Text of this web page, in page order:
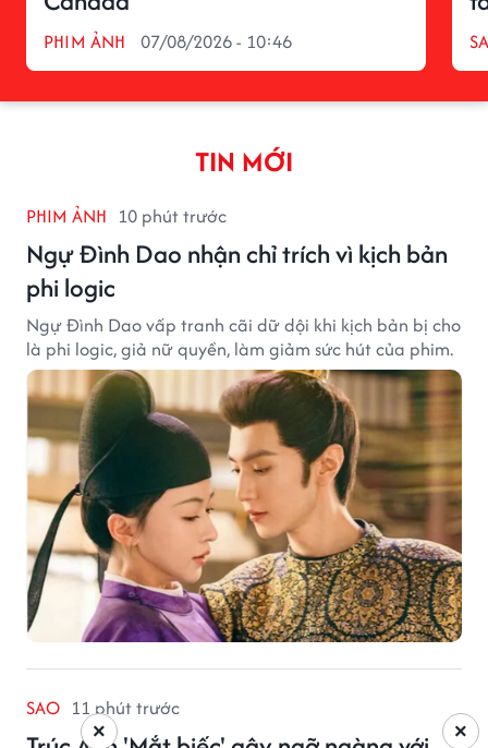
PHIM ẢNH 07/08/2026 - 10:46
TIN MỚI
PHIM ẢNH 10 phút trước
Ngự Đình Dao nhận chỉ trích vì kịch bản
phi logic
Ngự Đình Dao vấp tranh cãi dữ dội khi kịch bản bị cho
là phi logic, giả nữ quyền, làm giảm sức hút của phim.
SAO 11 phút trước
×
×